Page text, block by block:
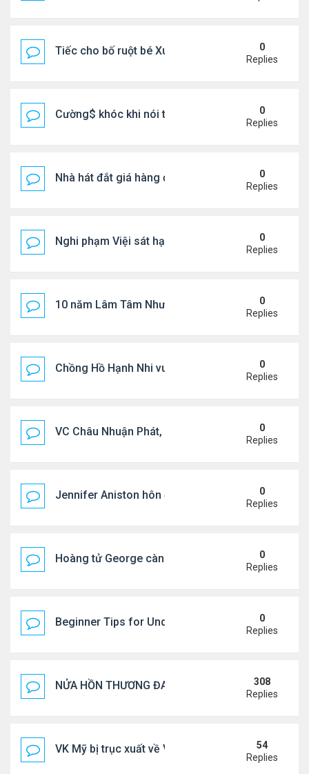
Tiếc cho bố ruột bé Xuân Mai ở Mỹ
0
Replies
Cường$ khóc khi nói thật về hôn nhân
0
Replies
Nhà hát đắt giá hàng đầu tg ở VN
0
Replies
Nghi phạm Việi sát hại cụ bà 91 tuổi, phi tang xác
0
Replies
10 năm Lâm Tâm Như - Hoắc Kiến Hoa
0
Replies
Chồng Hồ Hạnh Nhi vui vẻ ôm người cũ của vợ
0
Replies
VC Châu Nhuận Phát, Lưu Gia Linh viếng vợ cũ ..
0
Replies
Jennifer Aniston hôn đắm đuối bạn trai trên du
0
Replies
Hoàng tử George càng lớn càng điển trai0
Replies
Beginner Tips for Understanding Diablo 4 Items
0
Replies
NỬA HỒN THƯƠNG ĐAU..
308
Replies
VK Mỹ bị trục xuất về VN sống ra sao
54
Replies